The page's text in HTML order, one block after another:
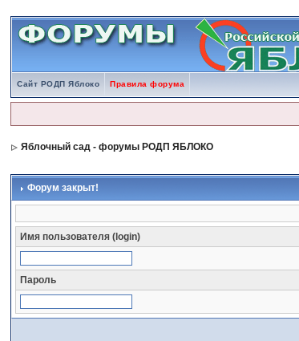
Сайт РОДП Яблоко Правила форума
Яблочный сад - форумы РОДП ЯБЛОКО
Форум закрыт!
Имя пользователя (login)
Пароль